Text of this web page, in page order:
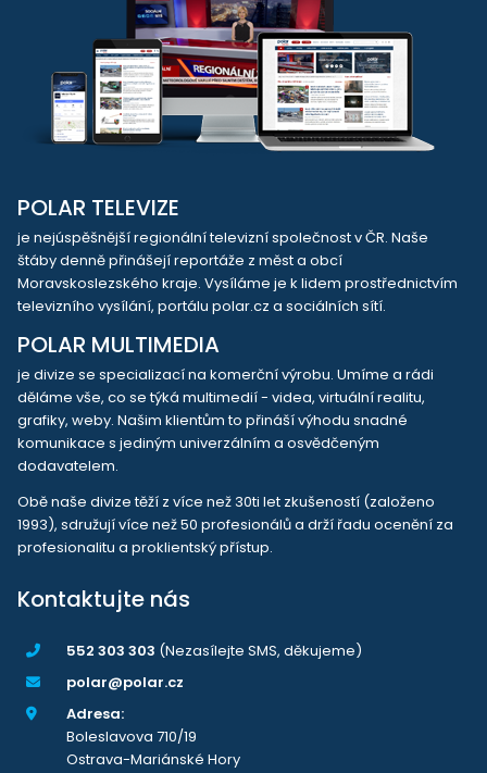
POLAR TELEVIZE
je nejúspěšnější regionální televizní společnost v ČR. Naše
štáby denně přinášejí reportáže z měst a obcí
Moravskoslezského kraje. Vysíláme je k lidem prostřednictvím
televizního vysílání, portálu polar.cz a sociálních sítí.
POLAR MULTIMEDIA
je divize se specializací na komerční výrobu. Umíme a rádi
děláme vše, co se týká multimedií - videa, virtuální realitu,
grafiky, weby. Našim klientům to přináší výhodu snadné
komunikace s jediným univerzálním a osvědčeným
dodavatelem.
Obě naše divize těží z více než 30ti let zkušeností (založeno
1993), sdružují více než 50 profesionálů a drží řadu ocenění za
profesionalitu a proklientský přístup.
Kontaktujte nás
552 303 303 (Nezasílejte SMS, děkujeme)
polar@polar.cz
Adresa:
Boleslavova 710/19
Ostrava-Mariánské Hory